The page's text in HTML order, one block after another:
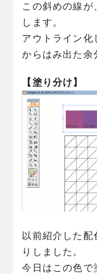
この斜めの線が
します。
アウトライン化
からはみ出た余
【塗り分け】
以前紹介した
りしました。
今日はこの色で